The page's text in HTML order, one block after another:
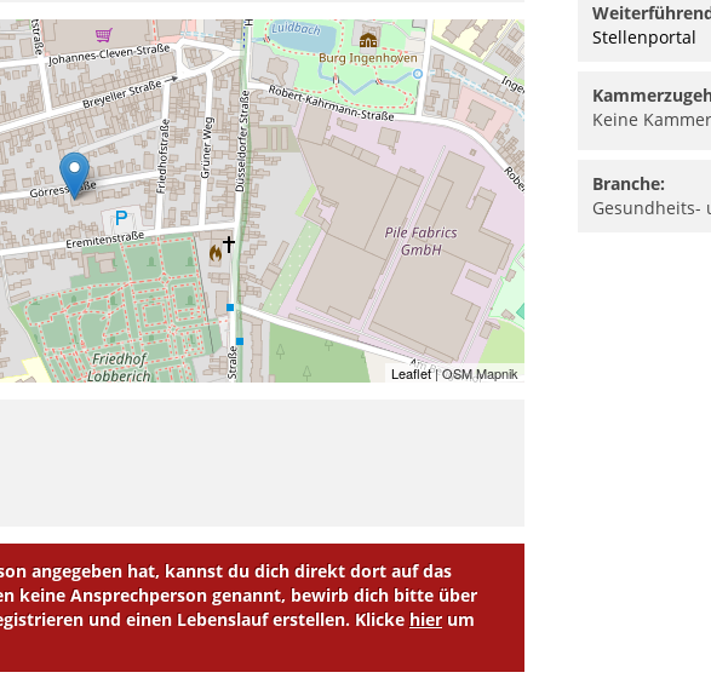
Leaflet| OSM Mapnik
angegeben hat, kannst du dich direkt dort auf das
keine Ansprechperson genannt, bewirb dich bitte über
und einen Lebenslauf erstellen. Klicke hier um
Stellenportal
Keine
Branche:
Gesundheits-